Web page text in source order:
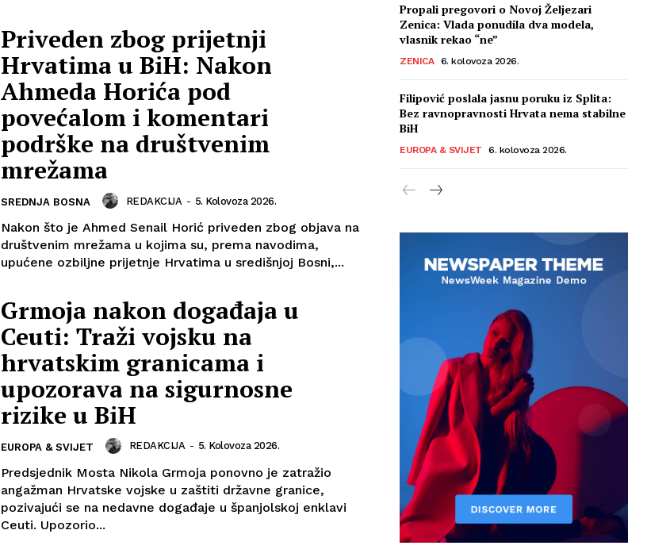
Priveden zbog prijetnji
Hrvatima u BiH: Nakon
Ahmeda Horića pod
povećalom i komentari
podrške na društvenim
mrežama
SREDNJA BOSNA REDAKCIJA - 5. Kolovoza 2026.
Nakon što je Ahmed Senail Horić priveden zbog objava na
društvenim mrežama u kojima su, prema navodima,
upućene ozbiljne prijetnje Hrvatima u središnjoj Bosni,...
Grmoja nakon događaja u
Ceuti: Traži vojsku na
hrvatskim granicama i
upozorava na sigurnosne
rizike u BiH
EUROPA & SVIJET REDAKCIJA - 5. Kolovoza 2026.
Predsjednik Mosta Nikola Grmoja ponovno je zatražio
angažman Hrvatske vojske u zaštiti državne granice,
pozivajući se na nedavne događaje u španjolskoj enklavi
Ceuti. Upozorio...
Propali pregovori o Novoj Željezari
Zenica: Vlada ponudila dva modela,
vlasnik rekao “ne”
ZENICA 6. kolovoza 2026.
Filipović poslala jasnu poruku iz Splita:
Bez ravnopravnosti Hrvata nema stabilne
BiH
EUROPA & SVIJET 6. kolovoza 2026.